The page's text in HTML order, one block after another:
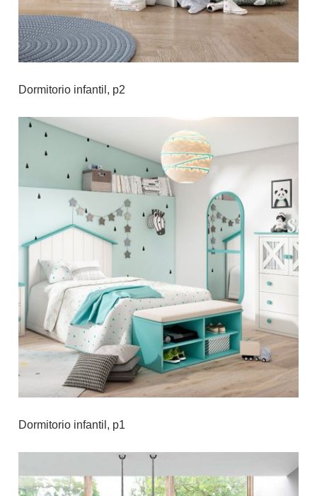
Dormitorio infantil, p2
Dormitorio infantil, p1